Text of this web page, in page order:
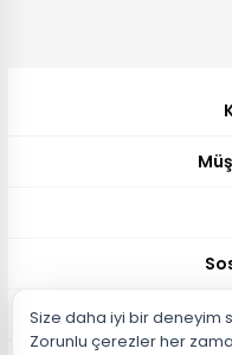
Size daha iyi bir deneyim
Zorunlu çerezler her